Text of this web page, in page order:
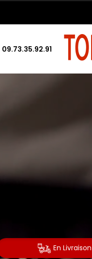
09.73.35.92.91
En Livraison